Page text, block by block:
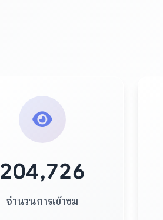
204,726
จำนวนการเข้าชม